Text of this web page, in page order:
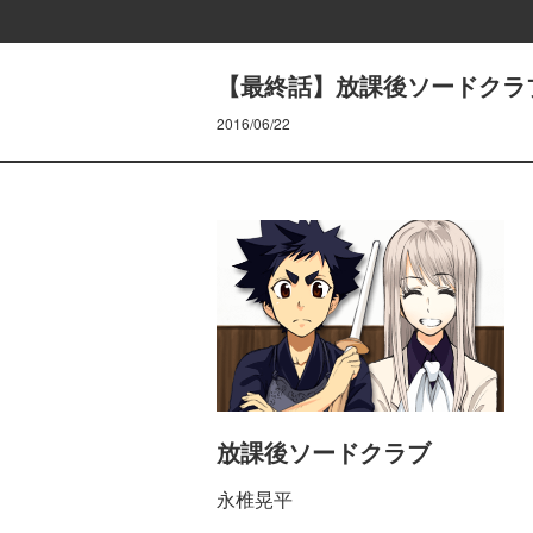
【最終話】放課後ソードク
2016/06/22
放課後ソードクラブ
永椎晃平